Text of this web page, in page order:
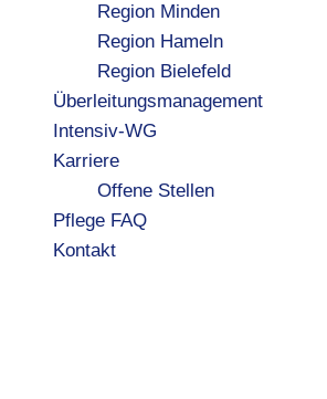
Region Minden
Region Hameln
Region Bielefeld
Überleitungsmanagement
Intensiv-WG
Karriere
Offene Stellen
Pflege FAQ
Kontakt